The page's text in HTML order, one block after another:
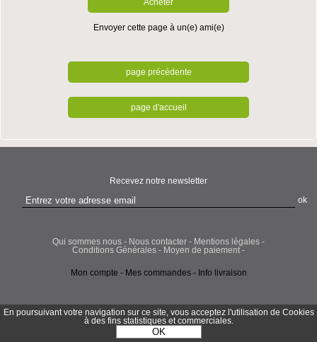
Envoyer cette page à un(e) ami(e)
Recevez notre newsletter
Qui sommes nous Nous contacter
Mentions légales
Conditions Générales
Moyen de paiement
Mon compte Mes commandes Info livraison
En poursuivant votre navigation sur ce site, vous acceptez l'utilisation de Cookies
à des fins statistiques et commerciales.
OK